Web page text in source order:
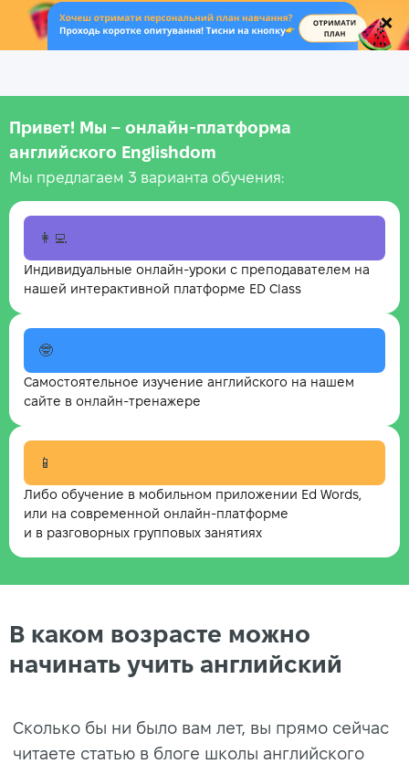
.
Привет! Мы – онлайн‑платформа
английского Englishdom
Мы предлагаем 3 варианта обучения:
👩‍💻
Индивидуальные онлайн-уроки с преподавателем на
нашей интерактивной платформе ED Class
🤓
Самостоятельное изучение английского на нашем
сайте в онлайн-тренажере
📱
Либо обучение в мобильном приложении Ed Words,
или на современной онлайн-платформе
и в разговорных групповых занятиях
В каком возрасте можно
начинать учить английский
Сколько бы ни было вам лет, вы прямо сейчас
читаете статью в блоге школы английского